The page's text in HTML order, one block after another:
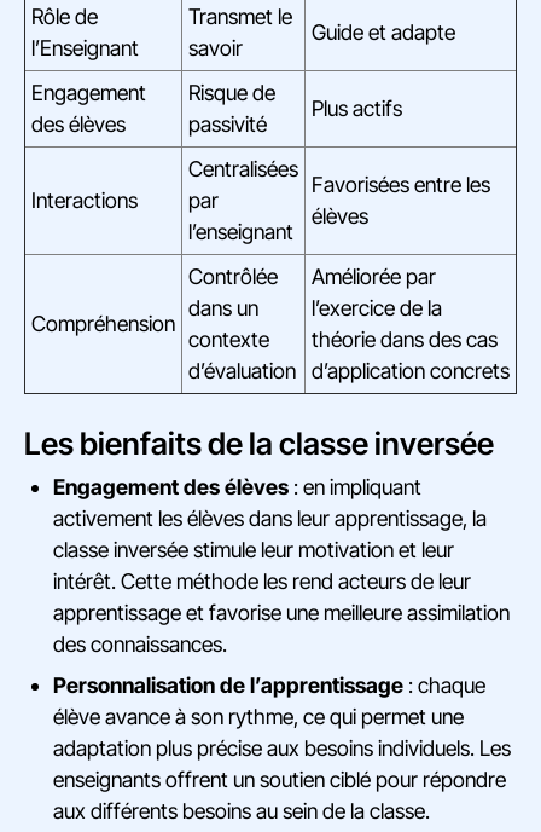
Rôle de
l’Enseignant
Transmet le
savoir
Guide et adapte
Engagement
des élèves
Risque de
passivité
Plus actifs
Interactions
Centralisées
par
l’enseignant
Favorisées entre les
élèves
Compréhension
Contrôlée
dans un
contexte
d’évaluation
Améliorée par
l’exercice de la
théorie dans des cas
d’application concrets
Les bienfaits de la classe inversée
Engagement des élèves : en impliquant
activement les élèves dans leur apprentissage, la
classe inversée stimule leur motivation et leur
intérêt. Cette méthode les rend acteurs de leur
apprentissage et favorise une meilleure assimilation
des connaissances.
Personnalisation de l’apprentissage : chaque
élève avance à son rythme, ce qui permet une
adaptation plus précise aux besoins individuels. Les
enseignants offrent un soutien ciblé pour répondre
aux différents besoins au sein de la classe.